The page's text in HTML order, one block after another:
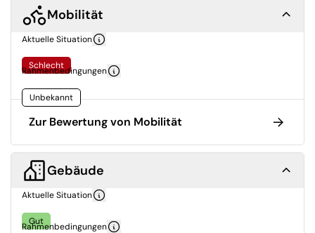
Mobilität
Aktuelle Situation
Schlecht
Rahmenbedingungen
Unbekannt
Zur Bewertung von Mobilität
Gebäude
Aktuelle Situation
Gut
Rahmenbedingungen